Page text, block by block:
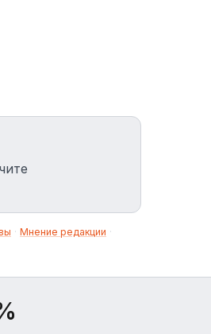
· Мнение редакции ·